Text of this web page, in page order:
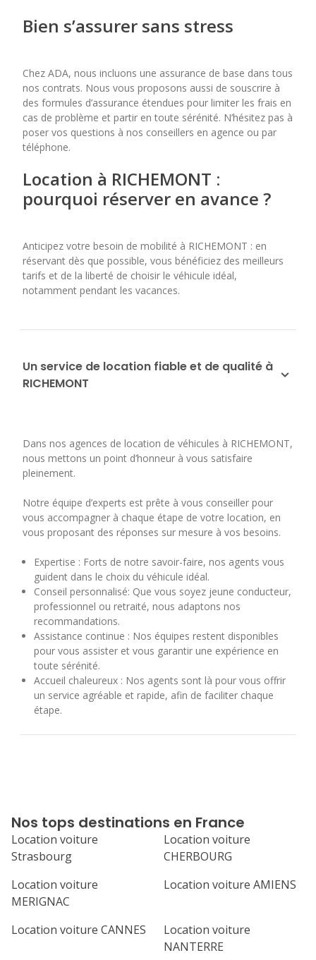
Bien s’assurer sans stress
Chez ADA, nous incluons une assurance de base dans tous
nos contrats. Nous vous proposons aussi de souscrire à
des formules d’assurance étendues pour limiter les frais en
cas de problème et partir en toute sérénité. N’hésitez pas à
poser vos questions à nos conseillers en agence ou par
téléphone.
Location à RICHEMONT :
pourquoi réserver en avance ?
Anticipez votre besoin de mobilité à RICHEMONT : en
réservant dès que possible, vous bénéficiez des meilleurs
tarifs et de la liberté de choisir le véhicule idéal,
notamment pendant les vacances.
Un service de location fiable et de qualité à
RICHEMONT
Dans nos agences de location de véhicules à RICHEMONT,
nous mettons un point d’honneur à vous satisfaire
pleinement.
Notre équipe d’experts est prête à vous conseiller pour
vous accompagner à chaque étape de votre location, en
vous proposant des réponses sur mesure à vos besoins.
Expertise : Forts de notre savoir-faire, nos agents vous
guident dans le choix du véhicule idéal.
Conseil personnalisé: Que vous soyez jeune conducteur,
professionnel ou retraité, nous adaptons nos
recommandations.
Assistance continue : Nos équipes restent disponibles
pour vous assister et vous garantir une expérience en
toute sérénité.
Accueil chaleureux : Nos agents sont là pour vous offrir
un service agréable et rapide, afin de faciliter chaque
étape.
Nos tops destinations en France
Location voiture
Strasbourg
Location voiture
CHERBOURG
Location voiture
MERIGNAC
Location voiture AMIENS
Location voiture CANNES
Location voiture
NANTERRE